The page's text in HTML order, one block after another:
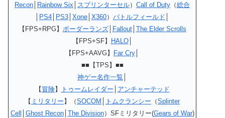
Recon Rainbow Six スプリンターセル） Call of Duty （総合
PS4 PS3 Xone X360） バトルフィールド
【FPS+RPG】 ボーダーランズ│ Fallout│ The Elder Scrolls
【FPS+SF】 HALO│
【FPS+AAVG】 Far Cry
■■【TPS】■■
神ゲー名作一覧
【冒険】 トゥームレイダー
アンチャーテッド
【 ミリタリー】（SOCOM トムクランシー （Splinter
Cell Ghost Recon│ The Division）SFミリタリー(Gears of War)